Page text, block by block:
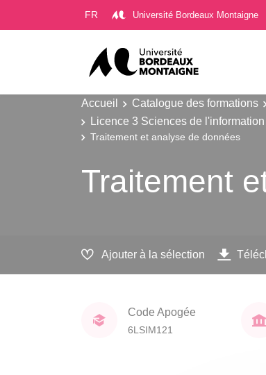
FR Université Bordeaux Montaigne
Accueil Catalogue des formations
Licence 3 Sciences de
Traitement et analyse de données
Traitement
Ajouter à la sélection
Code Apogée
6LSIM121